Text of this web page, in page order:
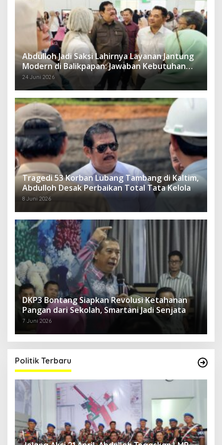
Abdulloh Jadi Saksi Lahirnya Layanan Jantung
Modern di Balikpapan: Jawaban Kebutuhan
Rakyat
24 Juni 2026
Tragedi 53 Korban Lubang Tambang di Kaltim,
Abdulloh Desak Perbaikan Total Tata Kelola
8 Juni 2026
DKP3 Bontang Siapkan Revolusi Ketahanan
Pangan dari Sekolah, Smartani Jadi Senjata
7 Juni 2026
Politik Terbaru